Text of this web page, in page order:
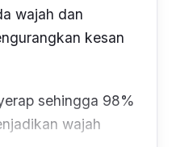
wajah dan
kesan
sehingga 98%
wajah